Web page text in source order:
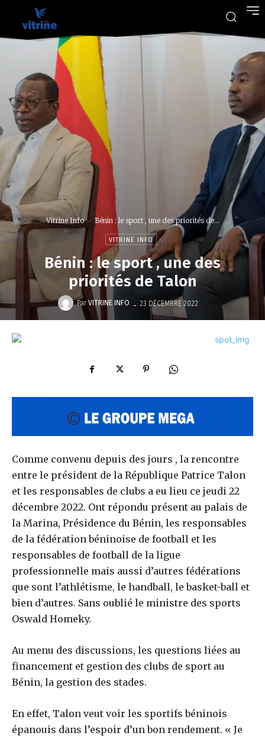
Vitrine Info Bénin : le sport , une des priorités de...
VITRINE INFO
Bénin : le sport , une des
priorités de Talon
Par VITRINE INFO - 23 DÉCEMBRE 2022
Comme convenu depuis des jours , la rencontre
entre le président de la République Patrice Talon
et les responsables de clubs a eu lieu ce jeudi 22
décembre 2022. Ont répondu présent au palais de
la Marina, Présidence du Bénin, les responsables
de la fédération béninoise de football et les
responsables de football de la ligue
professionnelle mais aussi d’autres fédérations
que sont l’athlétisme, le handball, le basket-ball et
bien d’autres. Sans oublié le ministre des sports
Oswald Homeky.
Au menu des discussions, les questions liées au
financement et gestion des clubs de sport au
Bénin, la gestion des stades.
En effet, Talon veut voir les sportifs béninois
épanouis dans l’espoir d’un bon rendement. « Je